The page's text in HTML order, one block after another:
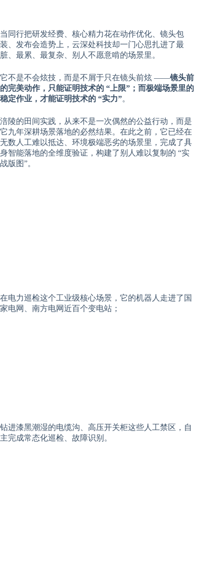
当同行把研发经费、核心精力花在动作优化、镜头包
装、发布会造势上，云深处科技却一门心思扎进了最
脏、最累、最复杂、别人不愿意啃的场景里。
它不是不会炫技，而是不屑于只在镜头前炫 ——镜头前
的完美动作，只能证明技术的 “上限”；而极端场景里的
稳定作业，才能证明技术的 “实力”。
涪陵的田间实践，从来不是一次偶然的公益行动，而是
它九年深耕场景落地的必然结果。在此之前，它已经在
无数人工难以抵达、环境极端恶劣的场景里，完成了具
身智能落地的全维度验证，构建了别人难以复制的 “实
战版图”。
在电力巡检这个工业级核心场景，它的机器人走进了国
家电网、南方电网近百个变电站；
钻进漆黑潮湿的电缆沟、高压开关柜这些人工禁区，自
主完成常态化巡检、故障识别。